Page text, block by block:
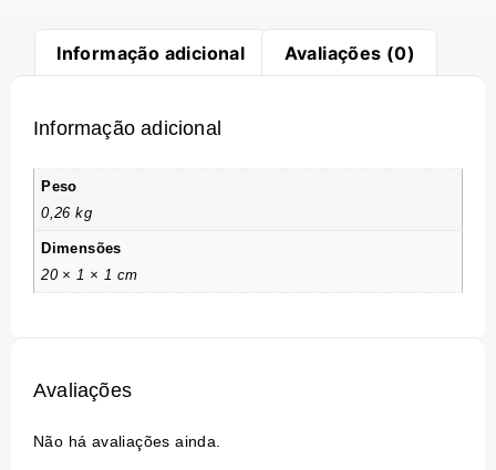
Informação adicional Avaliações (0)
Informação adicional
Peso
0,26 kg
Dimensões
20 × 1 × 1 cm
Avaliações
Não há avaliações ainda.